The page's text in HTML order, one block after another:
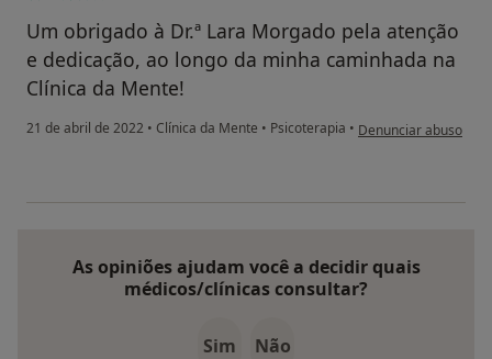
Um obrigado à Dr.ª Lara Morgado pela atenção
e dedicação, ao longo da minha caminhada na
Clínica da Mente!
21 de abril de 2022 • Clínica da Mente • Psicoterapia • na opinião do
Denunciar abuso
As opiniões ajudam você a decidir quais
médicos/clínicas consultar?
Sim Não